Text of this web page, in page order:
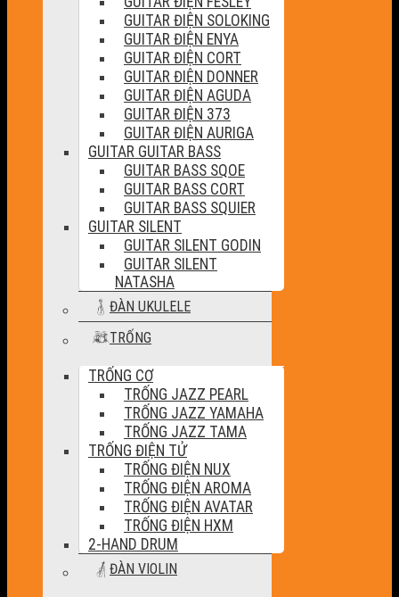
GUITAR ĐIỆN SOLOKING
GUITAR ĐIỆN ENYA
GUITAR ĐIỆN CORT
GUITAR ĐIỆN DONNER
GUITAR ĐIỆN AGUDA
GUITAR ĐIỆN 373
GUITAR ĐIỆN AURIGA
GUITAR GUITAR BASS
GUITAR BASS SQOE
GUITAR BASS CORT
GUITAR BASS SQUIER
GUITAR SILENT
GUITAR SILENT GODIN
GUITAR SILENT
NATASHA
ĐÀN UKULELE
TRỐNG
TRỐNG CƠ
TRỐNG JAZZ PEARL
TRỐNG JAZZ YAMAHA
TRỐNG JAZZ TAMA
TRỐNG ĐIỆN TỬ
TRỐNG ĐIỆN NUX
TRỐNG ĐIỆN AROMA
TRỐNG ĐIỆN AVATAR
TRỐNG ĐIỆN HXM
2-HAND DRUM
ĐÀN VIOLIN